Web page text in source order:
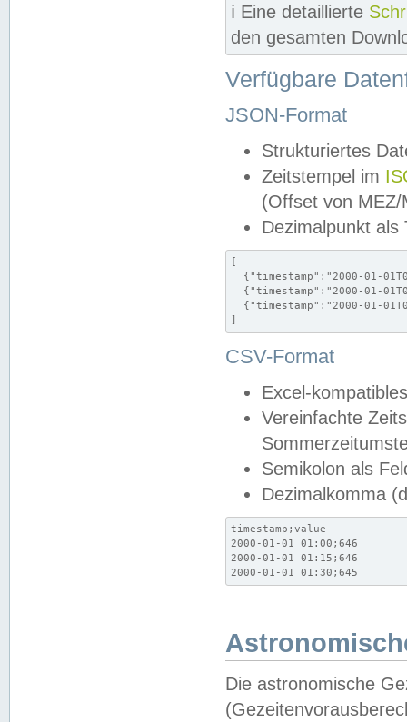
ℹ️ Eine detaillierte
den gesamten
Verfügbare
JSON-Format
Strukturiertes
Zeitstempel im
(Offset von MEZ/
Dezimalpunkt als
[
{"timestamp":"2000-01-
{"timestamp":"2000-01-
{"timestamp":"2000-01-
]
CSV-Format
Excel-
Vereinfachte
Semikolon als
Dezimalkomma
timestamp;value
2000-01-01 01:00;646
2000-01-01 01:15;646
2000-01-01 01:30;645
Die astronomische